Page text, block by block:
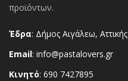
προϊόντων.
Έδρα: Δήμος Αιγάλεω, Αττικής
Email: info@pastalovers.gr
Κινητό: 690 7427895